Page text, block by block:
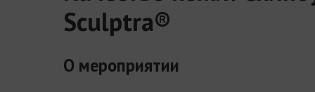
Sculptra®
О мероприятии